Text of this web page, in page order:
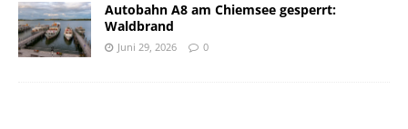
Autobahn A8 am Chiemsee gesperrt:
Waldbrand
Juni 29, 2026 0